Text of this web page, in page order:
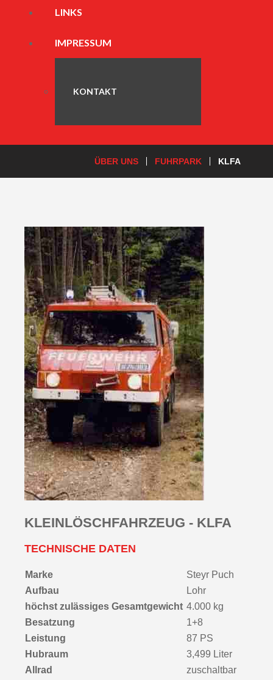
LINKS
IMPRESSUM
KONTAKT
ÜBER UNS FUHRPARK KLFA
KLEIN­LÖSCH­FAHRZEUG - KLFA
TECHNISCHE DATEN
Marke
Steyr Puch
Aufbau
Lohr
höchst zulässiges Gesamtgewicht 4.000 kg
Besatzung
1+8
Leistung
87 PS
Hubraum
3,499 Liter
Allrad
zuschaltbar